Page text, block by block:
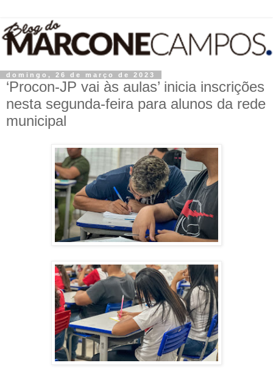
domingo, 26 de março de 2023
‘Procon-JP vai às aulas’ inicia inscrições
nesta segunda-feira para alunos da rede
municipal